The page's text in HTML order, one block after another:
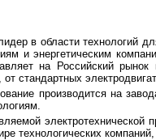
в области технологий
и энергетическим
на Российский рынок
от стандартных
производится на
технологических